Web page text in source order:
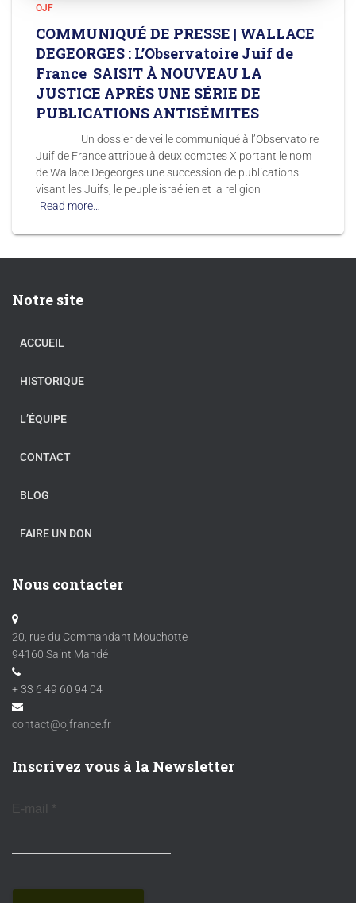
OJF
COMMUNIQUÉ DE PRESSE | WALLACE
DEGEORGES : L’Observatoire Juif de
France SAISIT À NOUVEAU LA
JUSTICE APRÈS UNE SÉRIE DE
PUBLICATIONS ANTISÉMITES
Un dossier de veille communiqué à l’Observatoire
Juif de France attribue à deux comptes X portant le nom
de Wallace Degeorges une succession de publications
visant les Juifs, le peuple israélien et la religion
Read more…
Notre site
ACCUEIL
HISTORIQUE
L’ÉQUIPE
CONTACT
BLOG
FAIRE UN DON
Nous contacter
20, rue du Commandant Mouchotte
94160 Saint Mandé
+ 33 6 49 60 94 04
contact@ojfrance.fr
Inscrivez vous à la Newsletter
E-mail *